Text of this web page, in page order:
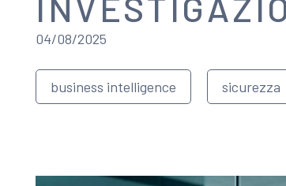
04/08/2025
business intelligence sicurezza